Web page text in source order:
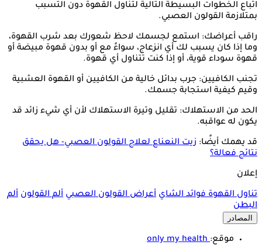
اتباع الخطوات البسيطة التالية لتناول القهوة دون التسبب
بمتلازمة القولون العصبي.
راقب أعراضك: استمع لجسمك لاحظ شعورك بعد شرب القهوة،
وما إذا كان يسبب لك أي انزعاج، سواءً مع أو بدون قهوة مبيضة أو
قهوة سوداء قوية، أو إذا كنت تتناول أي قهوة.
تجنب الكافيين: جرب بدائل خالية من الكافيين أو القهوة العشبية
وقيم كيفية استجابة جسمك.
الحد من الاستهلاك: تقليل وتيرة الاستهلاك لأن أي شيء زائد قد
يكون له عواقبه.
قد يهمك أيضًا: زيت النعناع لعلاج القولون العصبي- هل يحقق
نتائج فعالة؟
إعلان
تناول القهوةفوائد الشاي أعراض القولون العصبي ألم القولون ألم
البطن
المصادر
موقع:only my health